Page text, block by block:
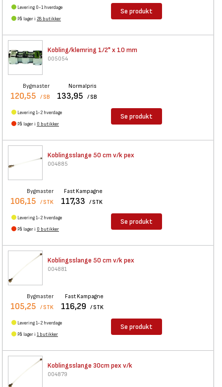
Levering 0-1 hverdage
På lager i 28 butikker
Se produkt
Kobling/klemring 1/2" x 10 mm
005054
Bygmaster
120,55 / SB
Normalpris
133,95 / SB
Levering 1-2 hverdage
På lager i 0 butikker
Se produkt
Koblingsslange 50 cm v/k pex
004885
Bygmaster
106,15 / STK
Fast Kampagne
117,33 / STK
Levering 1-2 hverdage
På lager i 0 butikker
Se produkt
Koblingsslange 50 cm v/k pex
004881
Bygmaster
105,25 / STK
Fast Kampagne
116,29 / STK
Levering 1-2 hverdage
På lager i 1 butikker
Se produkt
Koblingsslange 30cm pex v/k
004879